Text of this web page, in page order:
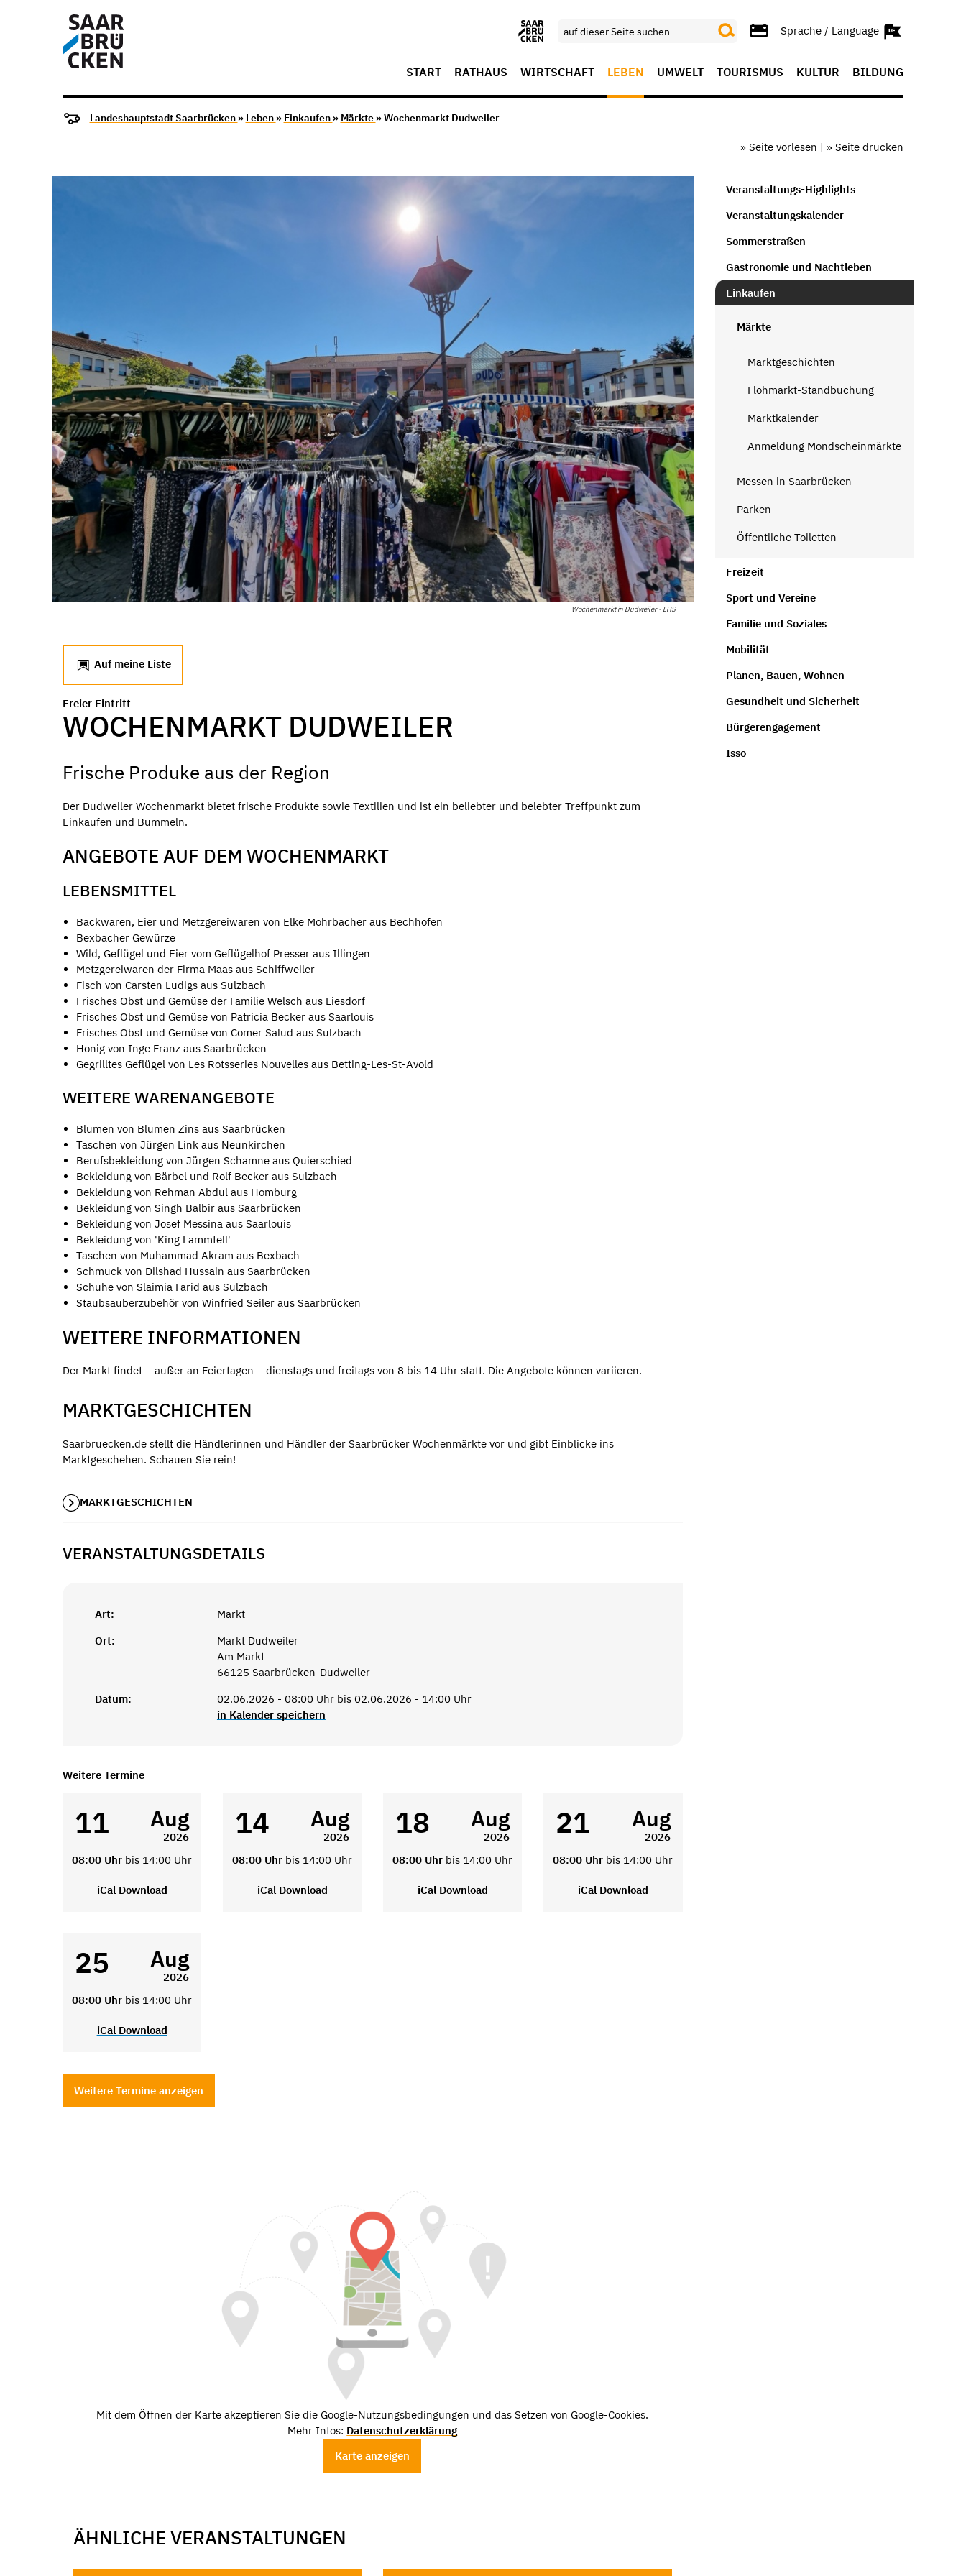
Sprache / Language
START RATHAUS WIRTSCHAFT LEBEN UMWELT TOURISMUS KULTUR BILDUNG
Landeshauptstadt Saarbrücken » Leben » Einkaufen » Märkte » Wochenmarkt Dudweiler
» Seite vorlesen | » Seite drucken
Wochenmarkt in Dudweiler - LHS
Auf meine Liste
Freier Eintritt
WOCHENMARKT DUDWEILER
Frische Produke aus der Region
Der Dudweiler Wochenmarkt bietet frische Produkte sowie Textilien und ist ein beliebter und belebter Treffpunkt zum
Einkaufen und Bummeln.
ANGEBOTE AUF DEM WOCHENMARKT
LEBENSMITTEL
Backwaren, Eier und Metzgereiwaren von Elke Mohrbacher aus Bechhofen
Bexbacher Gewürze
Wild, Geflügel und Eier vom Geflügelhof Presser aus Illingen
Metzgereiwaren der Firma Maas aus Schiffweiler
Fisch von Carsten Ludigs aus Sulzbach
Frisches Obst und Gemüse der Familie Welsch aus Liesdorf
Frisches Obst und Gemüse von Patricia Becker aus Saarlouis
Frisches Obst und Gemüse von Comer Salud aus Sulzbach
Honig von Inge Franz aus Saarbrücken
Gegrilltes Geflügel von Les Rotsseries Nouvelles aus Betting-Les-St-Avold
WEITERE WARENANGEBOTE
Blumen von Blumen Zins aus Saarbrücken
Taschen von Jürgen Link aus Neunkirchen
Berufsbekleidung von Jürgen Schamne aus Quierschied
Bekleidung von Bärbel und Rolf Becker aus Sulzbach
Bekleidung von Rehman Abdul aus Homburg
Bekleidung von Singh Balbir aus Saarbrücken
Bekleidung von Josef Messina aus Saarlouis
Bekleidung von 'King Lammfell'
Taschen von Muhammad Akram aus Bexbach
Schmuck von Dilshad Hussain aus Saarbrücken
Schuhe von Slaimia Farid aus Sulzbach
Staubsauberzubehör von Winfried Seiler aus Saarbrücken
WEITERE INFORMATIONEN
Der Markt findet – außer an Feiertagen – dienstags und freitags von 8 bis 14 Uhr statt. Die Angebote können variieren.
MARKTGESCHICHTEN
Saarbruecken.de stellt die Händlerinnen und Händler der Saarbrücker Wochenmärkte vor und gibt Einblicke ins
Marktgeschehen. Schauen Sie rein!
MARKTGESCHICHTEN
VERANSTALTUNGSDETAILS
Art:
Markt
Ort:
Markt Dudweiler
Am Markt
66125 Saarbrücken-Dudweiler
Datum:
02.06.2026 - 08:00 Uhr bis 02.06.2026 - 14:00 Uhr
in Kalender speichern
Weitere Termine
11 Aug
2026
08:00 Uhr bis 14:00 Uhr
iCal Download
14 Aug
2026
08:00 Uhr bis 14:00 Uhr
iCal Download
18 Aug
2026
08:00 Uhr bis 14:00 Uhr
iCal Download
21 Aug
2026
08:00 Uhr bis 14:00 Uhr
iCal Download
25 Aug
2026
08:00 Uhr bis 14:00 Uhr
iCal Download
Weitere Termine anzeigen
Mit dem Öffnen der Karte akzeptieren Sie die Google-Nutzungsbedingungen und das Setzen von Google-Cookies.
Mehr Infos: Datenschutzerklärung
Karte anzeigen
ÄHNLICHE VERANSTALTUNGEN
Veranstaltungs-Highlights
Veranstaltungskalender
Sommerstraßen
Gastronomie und Nachtleben
Einkaufen
Märkte
Marktgeschichten
Flohmarkt-Standbuchung
Marktkalender
Anmeldung Mondscheinmärkte
Messen in Saarbrücken
Parken
Öffentliche Toiletten
Freizeit
Sport und Vereine
Familie und Soziales
Mobilität
Planen, Bauen, Wohnen
Gesundheit und Sicherheit
Bürgerengagement
Isso